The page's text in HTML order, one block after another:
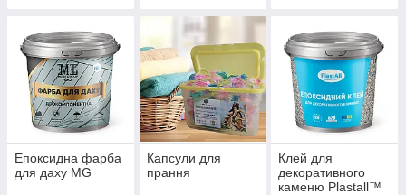
Епоксидна фарба
для даху MG
Капсули для
прання
Клей для
декоративного
каменю Plastall™